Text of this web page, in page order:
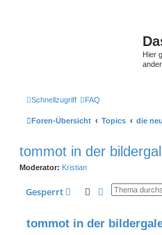
Hier
Schnellzugriff FAQ
Foren-Übersicht Topics die
tommot in der
Moderator: Kristian
Gesperrt SucheErweiterte
tommot in der